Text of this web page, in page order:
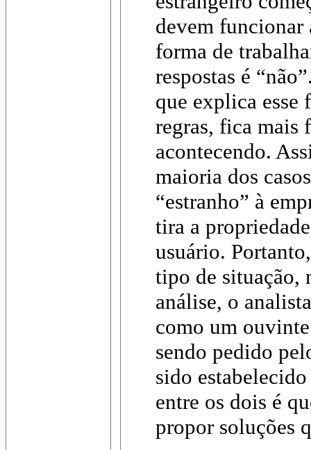
devem funcionar
forma de
respostas é
que explica esse
regras, fica mais
acontecendo.
maioria dos
“estranho” à
tira a
usuário.
tipo de situação,
análise, o
como um
sendo pedido
sido
entre os dois é
propor soluções